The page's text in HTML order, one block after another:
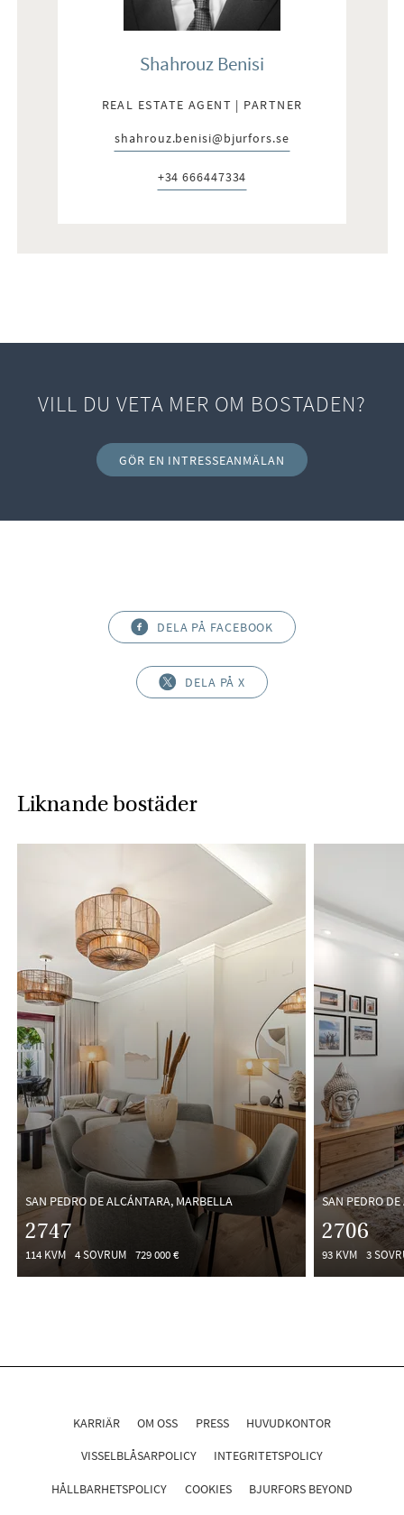
Shahrouz Benisi
REAL ESTATE AGENT | PARTNER
E-post:
shahrouz.benisi@bjurfors.se
Telefon:
+34 666447334
VILL DU VETA MER OM BOSTADEN?
GÖR EN INTRESSEANMÄLAN
DELA PÅ FACEBOOK
DELA PÅ X
Liknande bostäder
SAN PEDRO DE ALCÁNTARA, MARBELLA
2747
114 KVM 4 SOVRUM 729 000 €
SAN PEDRO
2706
93 KVM 3
KARRIÄR OM OSS PRESS HUVUDKONTOR
VISSELBLÅSARPOLICY INTEGRITETSPOLICY
HÅLLBARHETSPOLICY COOKIES BJURFORS BEYOND